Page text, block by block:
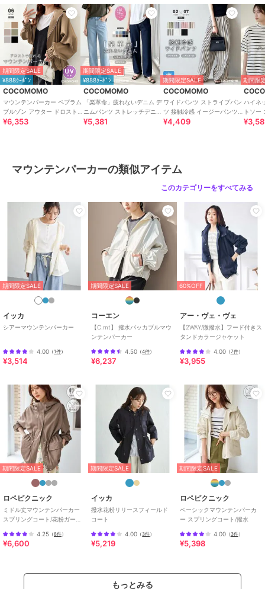
す。
※画像はご覧になっているモニター・パソコン等により実際の商品と
多少色味が異なる場合がございます。
あらかじめご了承くださいませ。
期間限定セール開催中
ブランド COCOMOMO
ショップ ココモモ
性別タイプ
レディース
マウンテンパーカー
レディース
アウター・ジャケット・コート
マウンテンパーカー
カラー
キャラメル、ホワイト、ライトブ
ラウン、ブラック、ライトグリー
ン、ピンク、ブルー、グレー
サイズ M,L
素材
ナイロン：100％
商品のお取り扱い方法
アウター・ジャケット・コート
ナイロン/無地/ミドル丈 /フ
ード付き
マウンテンパーカー
/無地/ ミドル丈 /フ
ード付き
原産国 中国製
期間限定SALE
¥888ｸｰﾎﾟﾝ
COCOMOMO
マウンテンパーカー ペプラム
ブルゾン アウター ドロスト
レディース パーカー ライト
¥6,353
期間限定SALE
¥888ｸｰﾎﾟﾝ
COCOMOMO
「楽革命」疲れないデニム デ
ニムパンツ ストレッチデニム
ウエスト調整 レディース デ
¥5,381
期間限定SALE
COCOMOMO
ワイドパンツ ストライプパン
ツ 接触冷感 イージーパンツ
レディース ストライプ ワイ
¥4,409
期間限
ハイネ
トソー
ディー
マウンテンパーカーの類似アイテム
このカテゴリーをすべてみる
期間限定SALE
イッカ
シアーマウンテンパーカー
4.00 （1件）
¥3,514
期間限定SALE
コーエン
【C.mt】 撥水パッカブルマウ
ンテンパーカー
4.50 （4件）
¥6,237
60%OFF
アー・ヴェ・ヴェ
【2WAY/微撥水】フード付きス
タンドカラージャケット
4.00（7件）
¥3,955
期間限定SALE
ロペピクニック
ミドル丈マウンテンパーカー
スプリングコート/花粉ガー
4.25 （8件）
¥6,600
期間限定SALE
イッカ
撥水花粉リリースフィールド
コート
4.00 （3件）
¥5,219
期間限定SALE
ロペピクニック
ベーシックマウンテンパーカ
ー スプリングコート/撥水
4.00（3件）
¥5,398
もっとみる